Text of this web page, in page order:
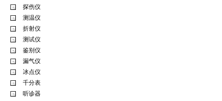
探伤仪
测温仪
折射仪
测试仪
鉴别仪
漏气仪
冰点仪
千分表
听诊器